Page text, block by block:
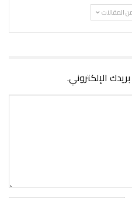
المقالات
الإلكتروني.